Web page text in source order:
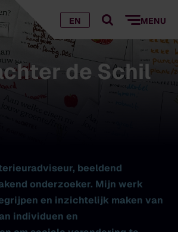
EN MENU
de Schil
beeldend
onderzoeker. Mijn werk
en inzichtelijk maken van
individuen en